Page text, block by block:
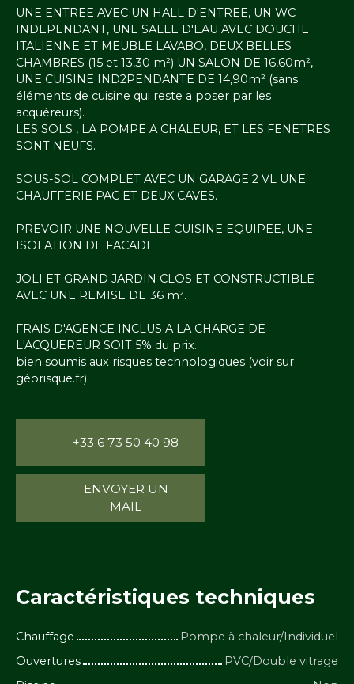
UNE ENTREE AVEC UN HALL D'ENTREE, UN WC
INDEPENDANT, UNE SALLE D'EAU AVEC DOUCHE
ITALIENNE ET MEUBLE LAVABO, DEUX BELLES
CHAMBRES (15 et 13,30 m²) UN SALON DE 16,60m²,
UNE CUISINE IND2PENDANTE DE 14,90m² (sans
éléments de cuisine qui reste a poser par les
acquéreurs).
LES SOLS , LA POMPE A CHALEUR, ET LES FENETRES
SONT NEUFS.
SOUS-SOL COMPLET AVEC UN GARAGE 2 VL UNE
CHAUFFERIE PAC ET DEUX CAVES.
PREVOIR UNE NOUVELLE CUISINE EQUIPEE, UNE
ISOLATION DE FACADE
JOLI ET GRAND JARDIN CLOS ET CONSTRUCTIBLE
AVEC UNE REMISE DE 36 m².
FRAIS D'AGENCE INCLUS A LA CHARGE DE
L'ACQUEREUR SOIT 5% du prix.
bien soumis aux risques technologiques (voir sur
géorisque.fr)
+33 6 73 50 40 98
ENVOYER UN
MAIL
Caractéristiques techniques
Chauffage
Pompe à chaleur/Individuel
Ouvertures
PVC/Double vitrage